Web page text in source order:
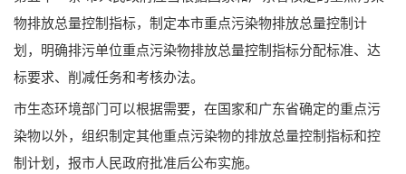
物排放总量控制指标，制定本市重点污染物排放总量控制计
划，明确排污单位重点污染物排放总量控制指标分配标准、达
标要求、削减任务和考核办法。
市生态环境部门可以根据需要，在国家和广东省确定的重点污
染物以外，组织制定其他重点污染物的排放总量控制指标和控
制计划，报市人民政府批准后公布实施。